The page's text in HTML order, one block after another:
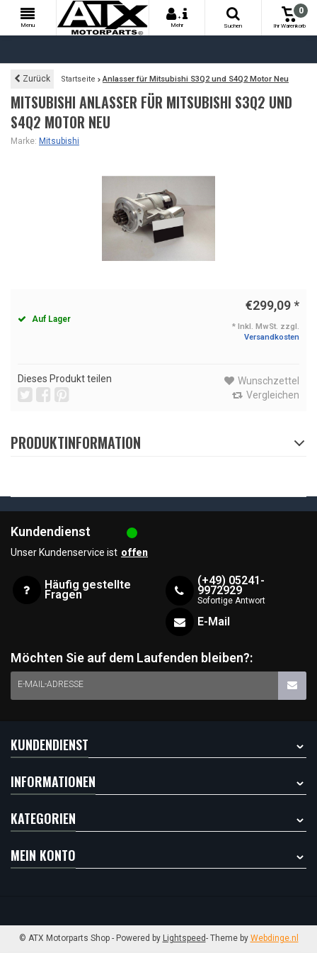
Menu
+
Mehr
Suchen
0
Ihr Warenkorb
Zurück Startseite Anlasser für Mitsubishi S3Q2 und S4Q2 Motor Neu
MITSUBISHI ANLASSER FÜR MITSUBISHI S3Q2 UND
S4Q2 MOTOR NEU
Marke: Mitsubishi
Auf Lager
€299,09*
* Inkl. MwSt. zzgl.
Versandkosten
Dieses Produkt teilen
Wunschzettel
Vergleichen
PRODUKTINFORMATION
Kundendienst
Unser Kundenservice ist offen
Häufig gestellte
Fragen
(+49) 05241-
9972929
Sofortige Antwort
E-Mail
Möchten Sie auf dem Laufenden bleiben?:
E-MAIL-ADRESSE
KUNDENDIENST
INFORMATIONEN
KATEGORIEN
MEIN KONTO
© ATX Motorparts Shop - Powered by Lightspeed- Theme by Webdinge.nl